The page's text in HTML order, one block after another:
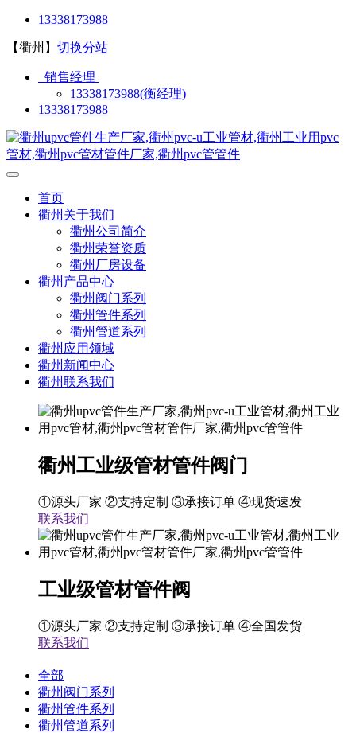
13338173988
【衢州】 切换分站
销售经理
13338173988(衡经理)
13338173988
首页
衢州关于我们
衢州公司简介
衢州荣誉资质
衢州厂房设备
衢州产品中心
衢州阀门系列
衢州管件系列
衢州管道系列
衢州应用领域
衢州新闻中心
衢州联系我们
衢州工业级管材管件阀门
①源头厂家 ②支持定制 ③承接订单 ④现货速发
联系我们
工业级管材管件阀
①源头厂家 ②支持定制 ③承接订单 ④全国发货
联系我们
全部
衢州阀门系列
衢州管件系列
衢州管道系列